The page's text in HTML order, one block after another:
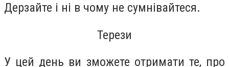
Дерзайте і ні в чому не сумнівайтеся.
Терези
У цей день ви зможете отримати те, про